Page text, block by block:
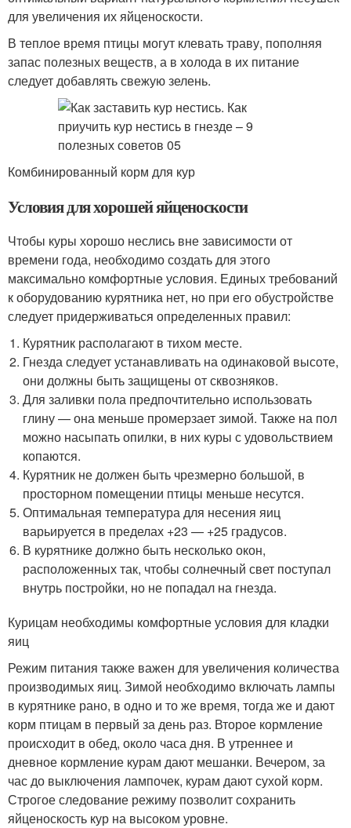
для увеличения их яйценоскости.
В теплое время птицы могут клевать траву, пополняя
запас полезных веществ, а в холода в их питание
следует добавлять свежую зелень.
Комбинированный корм для кур
Условия для хорошей яйценоскости
Чтобы куры хорошо неслись вне зависимости от
времени года, необходимо создать для этого
максимально комфортные условия. Единых требований
к оборудованию курятника нет, но при его обустройстве
следует придерживаться определенных правил:
Курятник располагают в тихом месте.
Гнезда следует устанавливать на одинаковой высоте,
они должны быть защищены от сквозняков.
Для заливки пола предпочтительно использовать
глину — она меньше промерзает зимой. Также на пол
можно насыпать опилки, в них куры с удовольствием
копаются.
Курятник не должен быть чрезмерно большой, в
просторном помещении птицы меньше несутся.
Оптимальная температура для несения яиц
варьируется в пределах +23 — +25 градусов.
В курятнике должно быть несколько окон,
расположенных так, чтобы солнечный свет поступал
внутрь постройки, но не попадал на гнезда.
Курицам необходимы комфортные условия для кладки
яиц
Режим питания также важен для увеличения количества
производимых яиц. Зимой необходимо включать лампы
в курятнике рано, в одно и то же время, тогда же и дают
корм птицам в первый за день раз. Второе кормление
происходит в обед, около часа дня. В утреннее и
дневное кормление курам дают мешанки. Вечером, за
час до выключения лампочек, курам дают сухой корм.
Строгое следование режиму позволит сохранить
яйценоскость кур на высоком уровне.